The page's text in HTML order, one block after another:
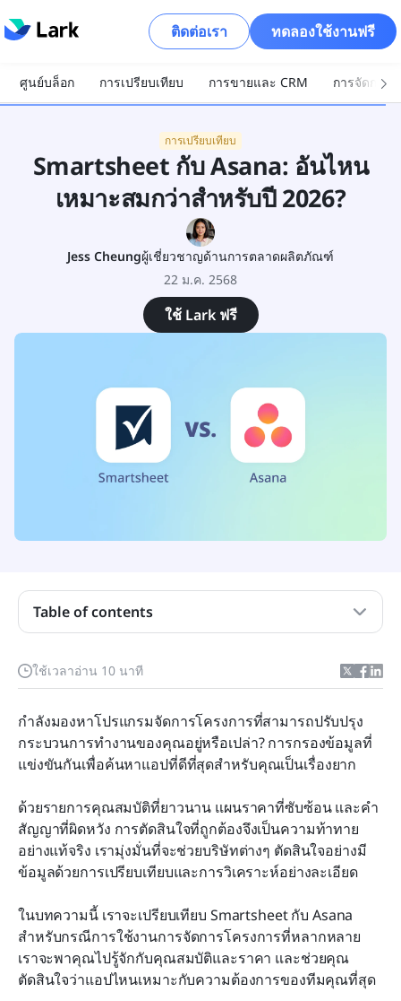
ติดต่อเรา ทดลองใช้งานฟรี
ศูนย์บล็อก การเปรียบเทียบ การขายและ CRM การจัดการ
การเปรียบเทียบ
Smartsheet กับ Asana: อันไหน
เหมาะสมกว่าสำหรับปี 2026?
Jess Cheungผู้เชี่ยวชาญด้านการตลาดผลิตภัณฑ์
22 ม.ค. 2568
ใช้ Lark ฟรี
ใช้เวลาอ่าน 10 นาที
กำลังมองหาโปรแกรมจัดการโครงการที่สามารถปรับปรุง
กระบวนการทำงานของคุณอยู่หรือเปล่า? การกรองข้อมูลที่
แข่งขันกันเพื่อค้นหาแอปที่ดีที่สุดสำหรับคุณเป็นเรื่องยาก
ด้วยรายการคุณสมบัติที่ยาวนาน แผนราคาที่ซับซ้อน และคำ
สัญญาที่ผิดหวัง การตัดสินใจที่ถูกต้องจึงเป็นความท้าทาย
อย่างแท้จริง เรามุ่งมั่นที่จะช่วยบริษัทต่างๆ ตัดสินใจอย่างมี
ข้อมูลด้วยการเปรียบเทียบและการวิเคราะห์อย่างละเอียด
ในบทความนี้ เราจะเปรียบเทียบ Smartsheet กับ Asana
สำหรับกรณีการใช้งานการจัดการโครงการที่หลากหลาย
เราจะพาคุณไปรู้จักกับคุณสมบัติและราคา และช่วยคุณ
ตัดสินใจว่าแอปไหนเหมาะกับความต้องการของทีมคุณที่สุด
Table of contents
Smartsheet กับ Asana โดยสรุป
Smartsheet กับ Asana: อะไรมีฟีเจอร์ที่ดีที่สุด?
Smartsheet กับ Asana: อันไหนมีการรวมระบบที่ดี
ที่สุด?
Smartsheet กับ Asana: อันไหนมีราคาที่ดีที่สุด?
Smartsheet กับ Asana: อันไหนมีบริการลูกค้าที่ดี
ที่สุด?
Smartsheet กับ Asana: อันไหนใช้งานง่ายที่สุด?
ตามข้อกำหนดมากที่สุด?
Smartsheet กับ Asana: ผู้ใช้รายอื่นพูดว่าอย่างไร?
Smartsheet กับ Asana: อันไหนเหมาะกับคุณ?